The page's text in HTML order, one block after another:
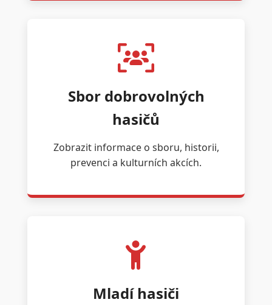
Sbor dobrovolných
hasičů
Zobrazit informace o sboru, historii,
prevenci a kulturních akcích.
Mladí hasiči